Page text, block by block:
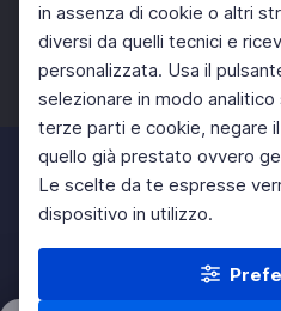
in assenza di cookie o altri
diversi da quelli tecnici e
personalizzata. Usa il
selezionare in modo
terze parti e cookie, negare
quello già prestato ovvero
Le scelte da te espresse
dispositivo in utilizzo.
Facebook